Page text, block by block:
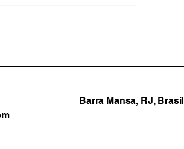
Barra Mansa, RJ, Brasil